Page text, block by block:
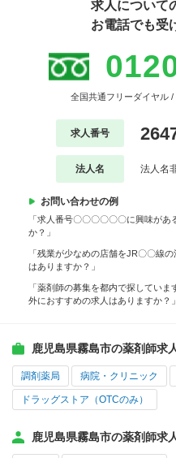
求人について
お電話でも受
全国共通フリーダイヤル
求人番号
法人名 法人名
お問い合わせの例
「求人番号〇〇〇〇〇〇に興味が
か？」
「残業が少なめの店舗をJR〇〇線
はありますか？」
「薬剤師の募集を都内で探してい
外におすすめの求人はありますか？
鹿児島県霧島市の薬剤師求
調剤薬局 病院・クリニック
ドラッグストア（OTCのみ）
鹿児島県霧島市の薬剤師求